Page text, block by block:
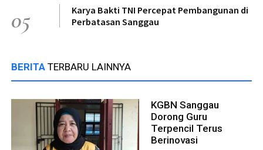
05
Karya Bakti TNI Percepat Pembangunan di
Perbatasan Sanggau
BERITA TERBARU LAINNYA
KGBN Sanggau
Dorong Guru
Terpencil Terus
Berinovasi